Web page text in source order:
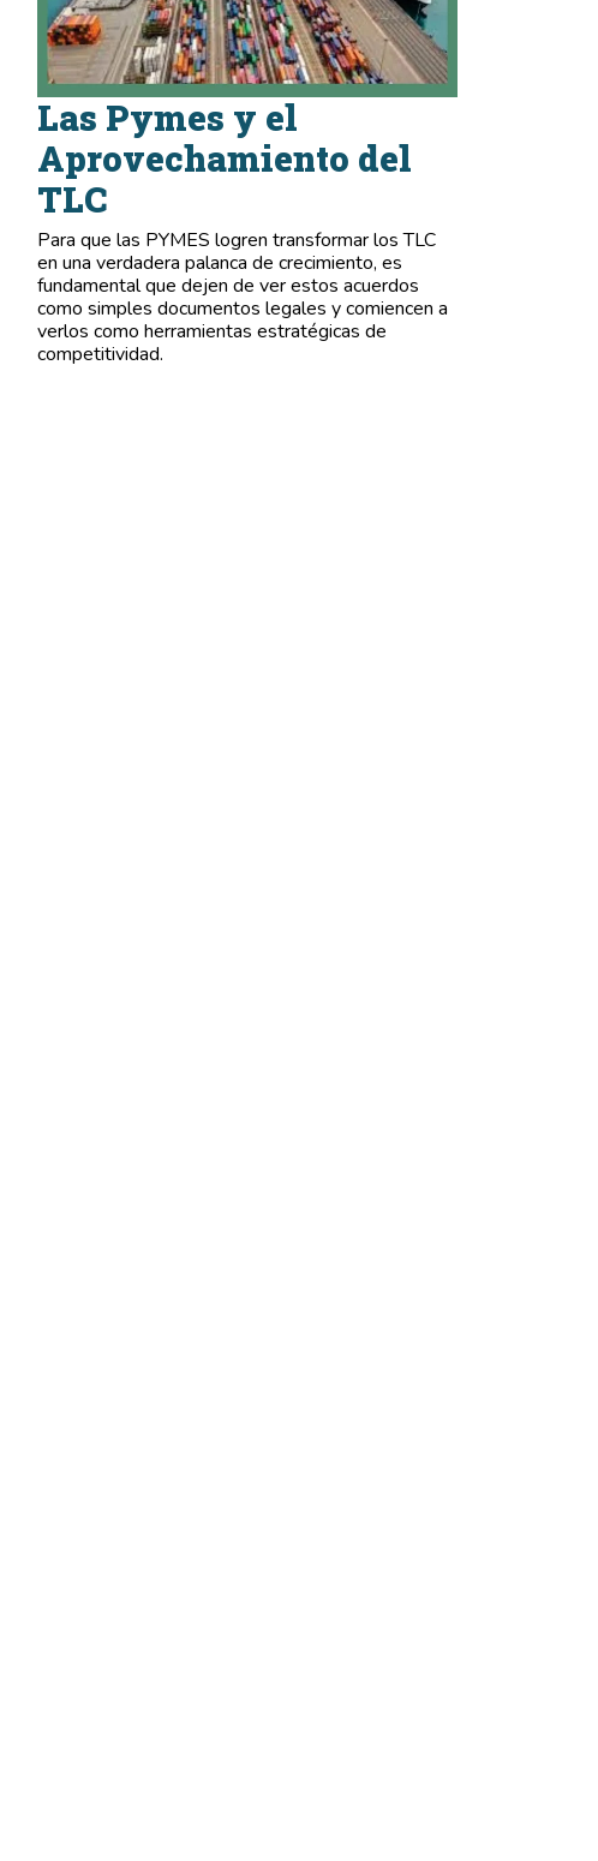
Las Pymes y el
Aprovechamiento del
TLC
Para que las PYMES logren transformar los TLC
en una verdadera palanca de crecimiento, es
fundamental que dejen de ver estos acuerdos
como simples documentos legales y comiencen a
verlos como herramientas estratégicas de
competitividad.